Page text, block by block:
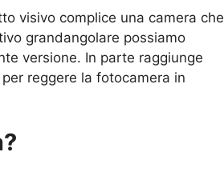
visivo complice una camera che
grandangolare possiamo
versione. In parte raggiunge
reggere la fotocamera in